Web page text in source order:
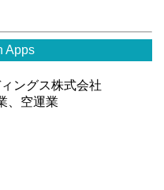
Apps
ングス株式会社
、空運業